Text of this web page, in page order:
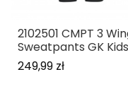
2102501 CMPT 3
Sweatpants GK Kids
249,99 zł